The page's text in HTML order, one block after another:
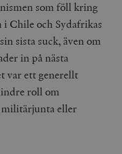
som föll kring
Chile och Sydafrikas
sista suck, även om
in på nästa
var ett generellt
roll om
eller